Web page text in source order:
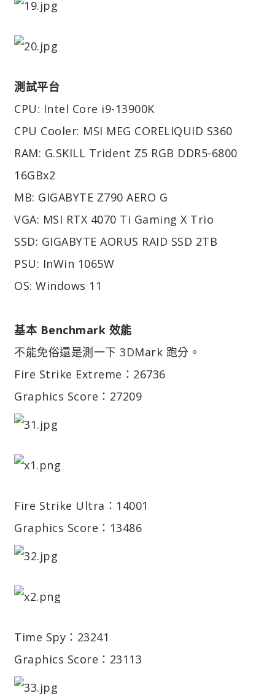
測試平台
CPU: Intel Core i9-13900K
CPU Cooler: MSI MEG CORELIQUID S360
RAM: G.SKILL Trident Z5 RGB DDR5-6800
16GBx2
MB: GIGABYTE Z790 AERO G
VGA: MSI RTX 4070 Ti Gaming X Trio
SSD: GIGABYTE AORUS RAID SSD 2TB
PSU: InWin 1065W
OS: Windows 11
基本 Benchmark 效能
不能免俗還是測一下 3DMark 跑分。
Fire Strike Extreme：26736
Graphics Score：27209
Fire Strike Ultra：14001
Graphics Score：13486
Time Spy：23241
Graphics Score：23113